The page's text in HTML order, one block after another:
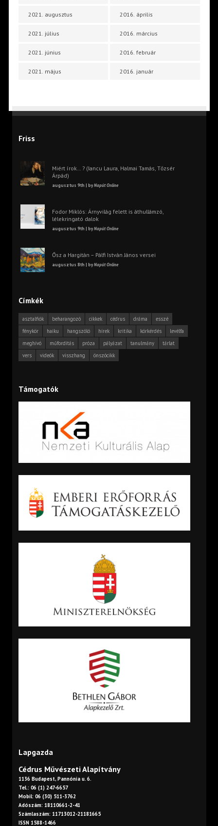
2021. augusztus
2021. július
2021. június
2021. május
2016. április
2016. március
2016. február
2016. január
Friss
Miért írok… ? (Iancu Laura, Halmai Tamás, Tőzsér
Árpád)
augusztus 9th | byNapút Online
Fodor Miklós: Árnyvilág felett is áthullámzó,
lélekringató dalok
augusztus 9th | byNapút Online
Ősz a Hargitán – Pálfi István János versei
augusztus 8th | byNapút Online
Címkék
asztalfiók beharangozó cikkek cédrus dráma
esszé
fénykör
haiku hangszóló hírek kritika körkérdés
levélfa
meghívó
műfordítás próza pályázat tanulmány
tárlat
vers
videók visszhang önszócikk
Támogatók
Lapgazda
Cédrus Művészeti Alapítvány
1136 Budapest, Pannónia u. 6.
Tel.: 06 (1) 247-6657
Mobil: 06 (30) 511-3762
Adószám: 18110661-2-41
Számlaszám: 11713012-21181665
ISSN 1588-1466